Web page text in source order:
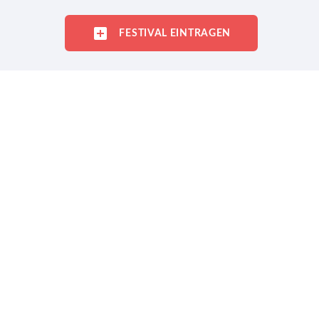
FESTIVAL EINTRAGEN